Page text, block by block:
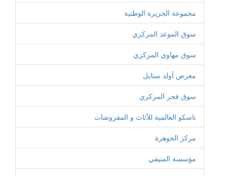
مجموعة الجزيرة الوطنية
سوق الموعد المركزي
سوق مهاوي المركزي
معرض أولد ستايل
سوق فجر المركزي
ناسكو العالمية للأثاث و المفروشات
مركز الجوهرة
مؤسسة المنيفي